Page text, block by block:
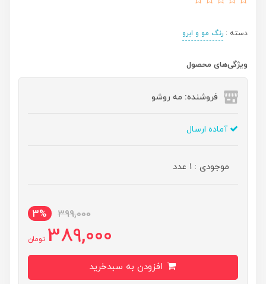
دسته : رنگ مو و ابرو
ویژگی‌های محصول
فروشنده: مه رو‌شو
آماده ارسال
موجودی : 1 عدد
399,000
3%
389,000 تومان